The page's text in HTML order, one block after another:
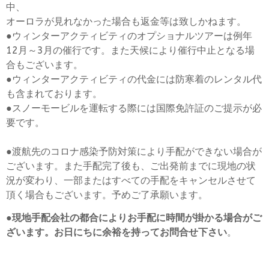
中、
オーロラが見れなかった場合も返金等は致しかねます。
●ウィンターアクティビティのオプショナルツアーは例年
12月～3月の催行です。また天候により催行中止となる場
合もございます。
●ウィンターアクティビティの代金には防寒着のレンタル代
も含まれております。
●スノーモービルを運転する際には国際免許証のご提示が必
要です。
●渡航先のコロナ感染予防対策により手配ができない場合が
ございます。また手配完了後も、ご出発前までに現地の状
況が変わり、一部またはすべての手配をキャンセルさせて
頂く場合もございます。予めご了承願います。
●現地手配会社の都合によりお手配に時間が掛かる場合がご
ざいます。お日にちに余裕を持ってお問合せ下さい。